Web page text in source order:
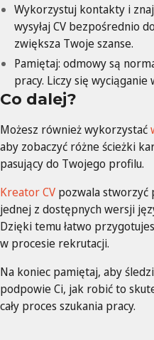
Wykorzystuj kontakty i
wysyłaj CV bezpośrednio
zwiększa Twoje szanse.
Pamiętaj: odmowy są
pracy. Liczy się
Co dalej?
Możesz również wykorzystać
aby zobaczyć różne ścieżki
pasujący do Twojego profilu.
Kreator CV pozwala stworzyć
jednej z dostępnych wersji
Dzięki temu łatwo
w procesie rekrutacji.
Na koniec pamiętaj, aby
podpowie Ci, jak robić to
cały proces szukania pracy.